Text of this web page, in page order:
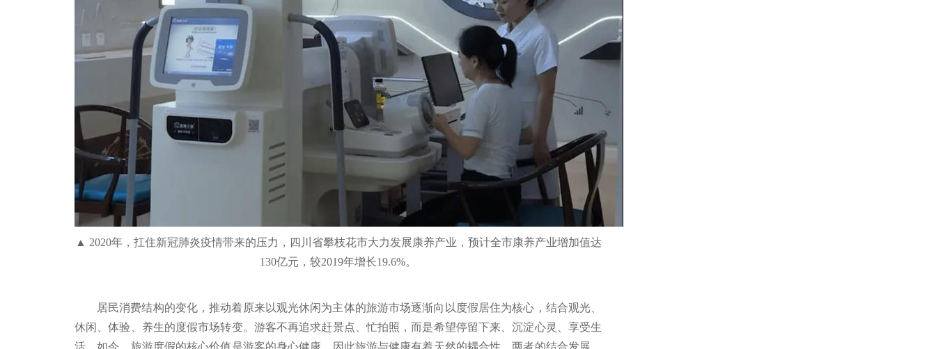
▲ 2020年，扛住新冠肺炎疫情带来的压力，四川省攀枝花市大力发展康养产业，预计全市康养产业增加值达
130亿元，较2019年增长19.6%。
居民消费结构的变化，推动着原来以观光休闲为主体的旅游市场逐渐向以度假居住为核心，结合观光、
休闲、体验、养生的度假市场转变。游客不再追求赶景点、忙拍照，而是希望停留下来、沉淀心灵、享受生
活。如今，旅游度假的核心价值是游客的身心健康，因此旅游与健康有着天然的耦合性，两者的结合发展，